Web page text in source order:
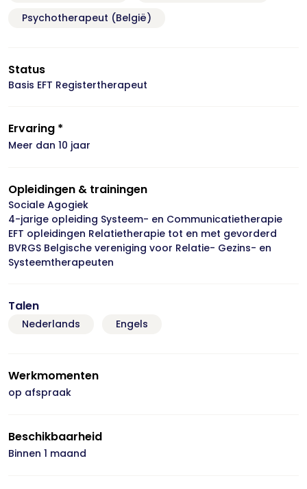
Psychotherapeut (België)
Status
Basis EFT Registertherapeut
Ervaring *
Meer dan 10 jaar
Opleidingen & trainingen
Sociale Agogiek
4-jarige opleiding Systeem- en Communicatietherapie
EFT opleidingen Relatietherapie tot en met gevorderd
BVRGS Belgische vereniging voor Relatie- Gezins- en
Systeemtherapeuten
Talen
Nederlands Engels
Werkmomenten
op afspraak
Beschikbaarheid
Binnen 1 maand